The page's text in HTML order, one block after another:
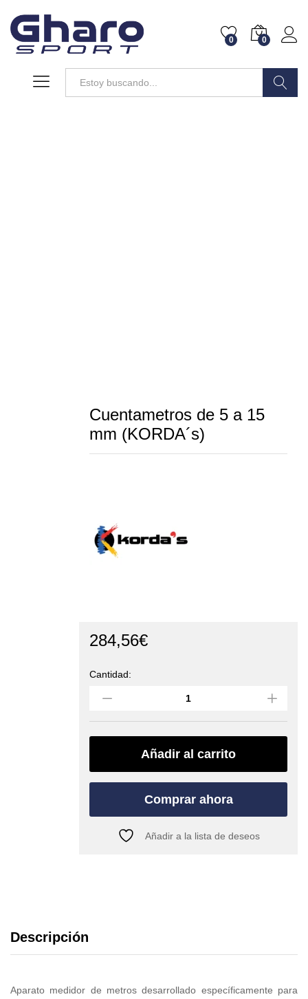
0 0
Cuentametros de 5 a 15
mm (KORDA´s)
284,56€
Cuentametros
a
15
´s)
Cantidad:
Añadir al carrito
Comprar ahora
Añadir a la lista de deseos
Descripción
Aparato medidor de metros desarrollado específicamente para